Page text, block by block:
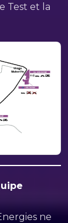
Test et la
ne